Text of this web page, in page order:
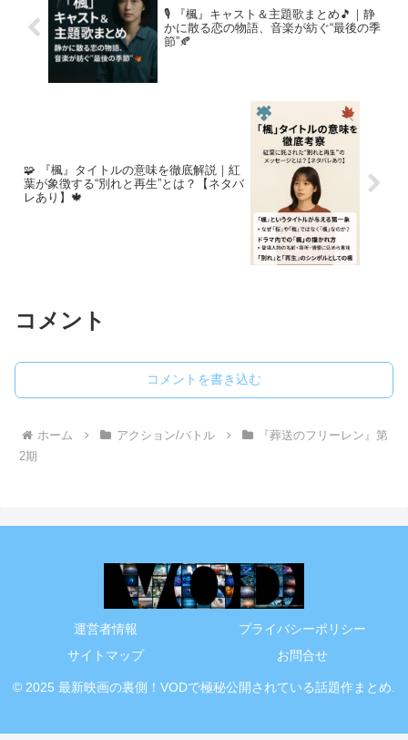
🎙️ 『楓』キャスト＆主題歌まとめ🎵｜静
かに散る恋の物語、音楽が紡ぐ“最後の季
節”🍂
🧩 『楓』タイトルの意味を徹底解説｜紅
葉が象徴する“別れと再生”とは？【ネタバ
レあり】🍁
コメント
コメントを書き込む
ホーム アクション/バトル
『葬送のフリーレン』第
2期
運営者情報
プライバシーポリシー
サイトマップ
お問合せ
© 2025 最新映画の裏側！VODで極秘公開されている話題作まとめ.